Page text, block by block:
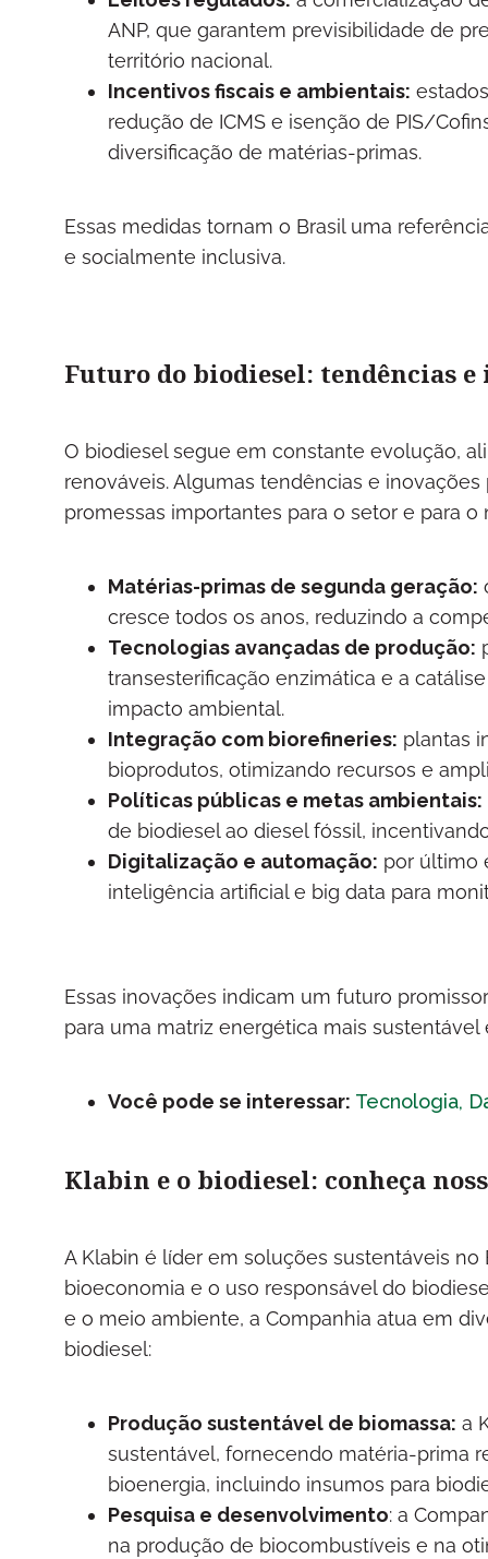
ANP, que garantem previsibilidade de
território nacional.
Incentivos fiscais e ambientais:
redução de ICMS e isenção de PIS/
diversificação de matérias-primas.
Essas medidas tornam o Brasil uma
e socialmente inclusiva.
Futuro do biodiesel: tendências
O biodiesel segue em constante evolução,
renováveis. Algumas tendências e
promessas importantes para o setor e para
Matérias-primas de segunda geração:
cresce todos os anos, reduzindo a
Tecnologias avançadas de produção:
transesterificação enzimática e a
impacto ambiental.
Integração com biorefineries: plantas
bioprodutos, otimizando recursos e
Políticas públicas e metas ambientais:
de biodiesel ao diesel fóssil,
Digitalização e automação: por último
inteligência artificial e big data para
Essas inovações indicam um futuro
para uma matriz energética mais sustentável
Você pode se interessar: Tecnologia,
Klabin e o biodiesel: conheça
A Klabin é líder em soluções sustentáveis
bioeconomia e o uso responsável do
e o meio ambiente, a Companhia atua em
biodiesel:
Produção sustentável de biomassa: a
sustentável, fornecendo matéria-prima
bioenergia, incluindo insumos para
Pesquisa e desenvolvimento: a
na produção de biocombustíveis e na